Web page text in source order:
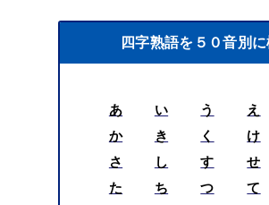
四字熟語を５０音別
あ い う え
か
き く け
さ
し す せ
た
ち つ て